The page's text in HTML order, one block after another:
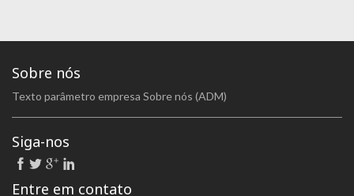
Sobre nós
Texto parâmetro empresa Sobre nós (ADM)
Siga-nos
Entre em contato